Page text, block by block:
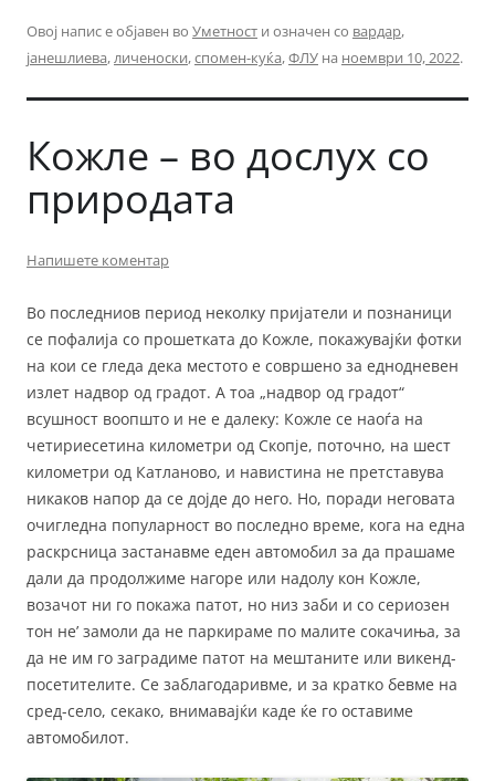
Овој напис е објавен во Уметност и означен со вардар,
јанешлиева,личеноски,спомен-куќа,ФЛУ на ноември 10, 2022.
Кожле – во дослух со
природата
Напишете коментар
Во последниов период неколку пријатели и познаници
се пофалија со прошетката до Кожле, покажувајќи фотки
на кои се гледа дека местото е совршено за еднодневен
излет надвор од градот. А тоа „надвор од градот“
всушност воопшто и не е далеку: Кожле се наоѓа на
четириесетина километри од Скопје, поточно, на шест
километри од Катланово, и навистина не претставува
никаков напор да се дојде до него. Но, поради неговата
очигледна популарност во последно време, кога на една
раскрсница застанавме еден автомобил за да прашаме
дали да продолжиме нагоре или надолу кон Кожле,
возачот ни го покажа патот, но низ заби и со сериозен
тон не’ замоли да не паркираме по малите сокачиња, за
да не им го заградиме патот на мештаните или викенд-
посетителите. Се заблагодаривме, и за кратко бевме на
сред-село, секако, внимавајќи каде ќе го оставиме
автомобилот.